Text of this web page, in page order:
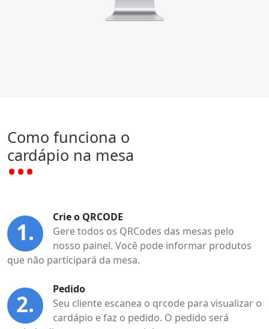
Como funciona o
cardápio na mesa
1.
Crie o QRCODE
Gere todos os QRCodes das mesas pelo
nosso painel. Você pode informar produtos
que não participará da mesa.
2.
Pedido
Seu cliente escanea o qrcode para visualizar o
cardápio e faz o pedido. O pedido será